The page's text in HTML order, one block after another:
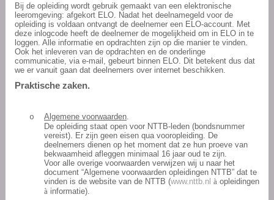
Bij de opleiding wordt gebruik gemaakt van een elektronische
leeromgeving: afgekort ELO. Nadat het deelnamegeld voor de
opleiding is voldaan ontvangt de deelnemer een ELO-account. Met
deze inlogcode heeft de deelnemer de mogelijkheid om in ELO in te
loggen. Alle informatie en opdrachten zijn op die manier te vinden.
Ook het inleveren van de opdrachten en de onderlinge
communicatie, via e-mail, gebeurt binnen ELO. Dit betekent dus dat
we er vanuit gaan dat deelnemers over internet beschikken.
Praktische zaken.
o Algemene voorwaarden.
De opleiding staat open voor NTTB-leden (bondsnummer
vereist). Er zijn geen eisen qua vooropleiding. De
deelnemers dienen op het moment dat ze hun proeve van
bekwaamheid afleggen minimaal 16 jaar oud te zijn.
Voor alle overige voorwaarden verwijzen wij u naar het
document “Algemene voorwaarden opleidingen NTTB” dat te
vinden is de website van de NTTB (www.nttb.nl à opleidingen
à informatie).